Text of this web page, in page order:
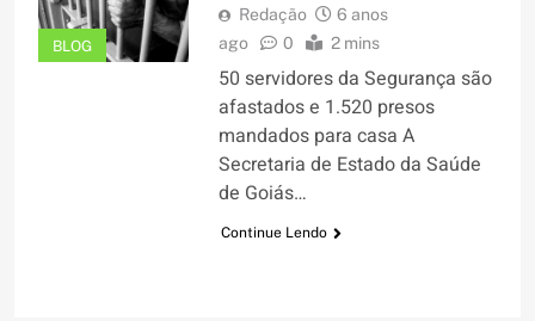
BLOG
Redação
6 anos
ago
0 2 mins
50 servidores da Segurança são
afastados e 1.520 presos
mandados para casa A
Secretaria de Estado da Saúde
de Goiás…
Continue Lendo